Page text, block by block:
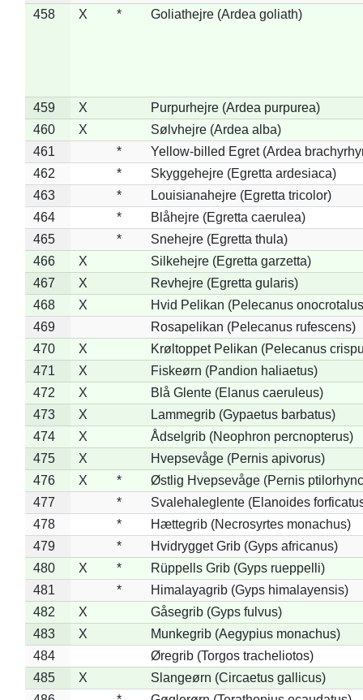
458
X * Goliathejre (Ardea goliath)
459 X
Purpurhejre (Ardea purpurea)
460
X
Sølvhejre (Ardea alba)
461
*
Yellow-billed Egret (Ardea
462
*
Skyggehejre (Egretta ardesiaca)
463
*
Louisianahejre (Egretta tricolor)
464
*
Blåhejre (Egretta caerulea)
465
*
Snehejre (Egretta thula)
466
X
Silkehejre (Egretta garzetta)
467
X
Revhejre (Egretta gularis)
468
X
Hvid Pelikan (Pelecanus
469
Rosapelikan (Pelecanus rufescens)
470
X
Krøltoppet Pelikan (Pelecanus
471
X
Fiskeørn (Pandion haliaetus)
472
X
Blå Glente (Elanus caeruleus)
473
X
Lammegrib (Gypaetus barbatus)
474
X
Ådselgrib (Neophron percnopterus)
475
X
Hvepsevåge (Pernis apivorus)
476
X *
Østlig Hvepsevåge (Pernis
477
*
Svalehaleglente (Elanoides
478
*
Hættegrib (Necrosyrtes monachus)
479
*
Hvidrygget Grib (Gyps africanus)
480
X *
Rüppells Grib (Gyps rueppelli)
481
*
Himalayagrib (Gyps himalayensis)
482
X
Gåsegrib (Gyps fulvus)
483
X
Munkegrib (Aegypius monachus)
484
Øregrib (Torgos tracheliotos)
485
X
Slangeørn (Circaetus gallicus)